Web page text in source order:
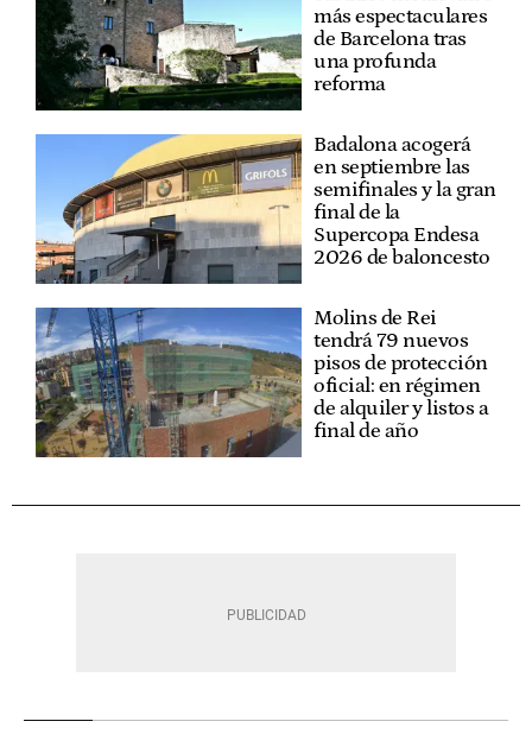
más espectaculares
de Barcelona tras
una profunda
reforma
Badalona acogerá
en septiembre las
semifinales y la gran
final de la
Supercopa Endesa
2026 de baloncesto
Molins de Rei
tendrá 79 nuevos
pisos de protección
oficial: en régimen
de alquiler y listos a
final de año